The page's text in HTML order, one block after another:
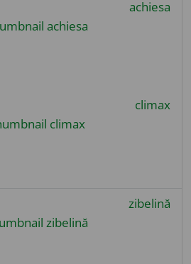
achiesa
climax
zibelină